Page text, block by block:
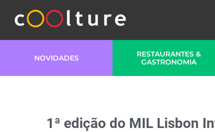
NOVIDADES
RESTAURANTES &
GASTRONOMIA
1ª edição do MIL Lisbon